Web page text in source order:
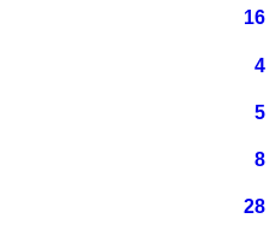
16
4
5
8
28